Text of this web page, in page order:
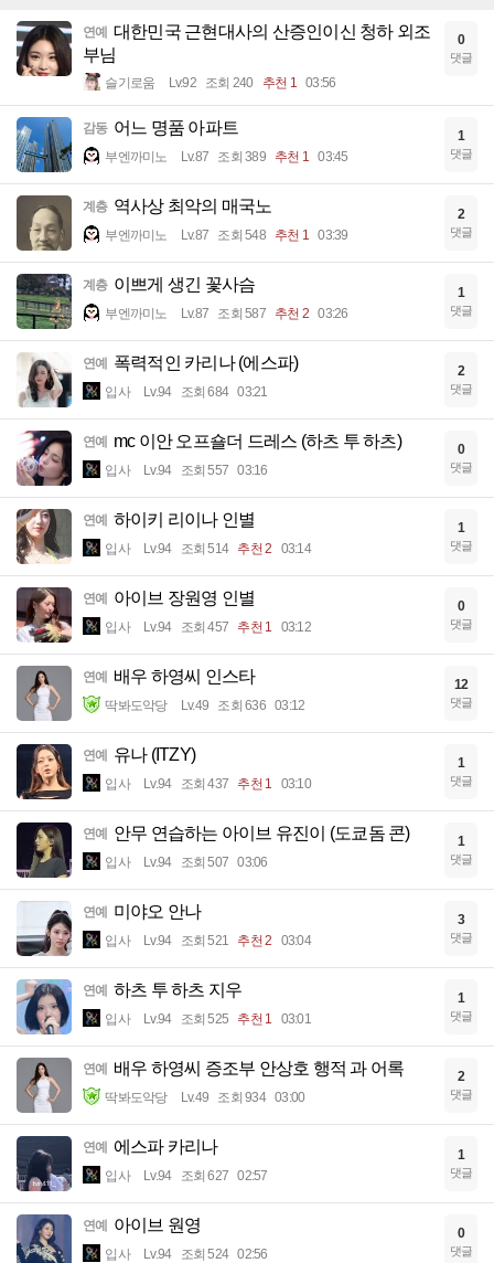
연예 대한민국 근현대사의 산증인이신 청하 외조
부님
슬기로움 Lv.92 조회 240 추천 1 03:56
0
댓글
감동 어느 명품 아파트
부엔까미노 Lv.87 조회 389 추천 1 03:45
1
댓글
계층 역사상 최악의 매국노
부엔까미노 Lv.87 조회 548 추천 1 03:39
2
댓글
계층 이쁘게 생긴 꽃사슴
부엔까미노 Lv.87 조회 587 추천 2 03:26
1
댓글
연예 폭력적인 카리나 (에스파)
입사 Lv.94 조회 684 03:21
2
댓글
연예 mc 이안 오프숄더 드레스 (하츠 투 하츠)
입사 Lv.94 조회 557 03:16
0
댓글
연예 하이키 리이나 인별
입사 Lv.94 조회 514 추천 2 03:14
1
댓글
연예 아이브 장원영 인별
입사 Lv.94 조회 457 추천 1 03:12
0
댓글
연예 배우 하영씨 인스타
딱봐도악당 Lv.49 조회 636 03:12
12
댓글
연예 유나 (ITZY)
입사 Lv.94 조회 437 추천 1 03:10
1
댓글
연예 안무 연습하는 아이브 유진이 (도쿄돔 콘)
입사 Lv.94 조회 507 03:06
1
댓글
연예 미야오 안나
입사 Lv.94 조회 521 추천 2 03:04
3
댓글
연예 하츠 투 하츠 지우
입사 Lv.94 조회 525 추천 1 03:01
1
댓글
연예 배우 하영씨 증조부 안상호 행적 과 어록
딱봐도악당 Lv.49 조회 934 03:00
2
댓글
연예 에스파 카리나
입사 Lv.94 조회 627 02:57
1
댓글
연예 아이브 원영
입사 Lv.94 조회 524 02:56
0
댓글